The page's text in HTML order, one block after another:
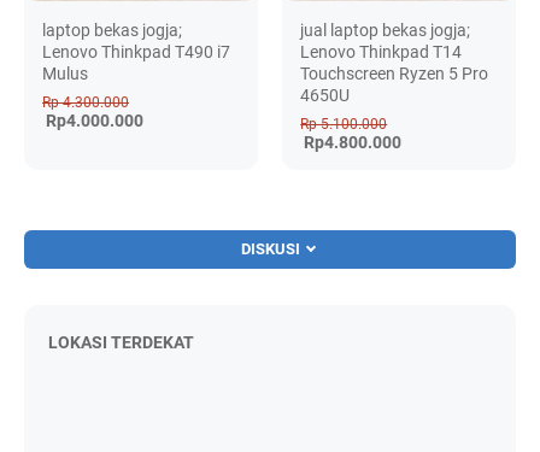
laptop bekas jogja;
Lenovo Thinkpad T490 i7
Mulus
Rp 4.300.000
Rp4.000.000
jual laptop bekas jogja;
Lenovo Thinkpad T14
Touchscreen Ryzen 5 Pro
4650U
Rp 5.100.000
Rp4.800.000
DISKUSI
LOKASI TERDEKAT